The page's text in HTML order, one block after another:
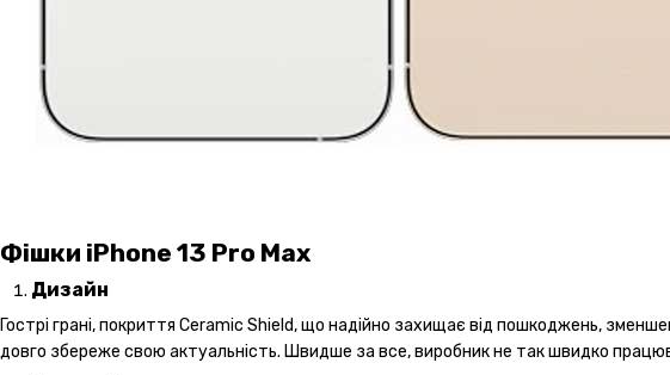
Фішки iPhone 13 Pro Max
Дизайн
Гострі грані, покриття Ceramic Shield, що надійно захищає від пошкоджень,
довго збереже свою актуальність. Швидше за все, виробник не так швидко